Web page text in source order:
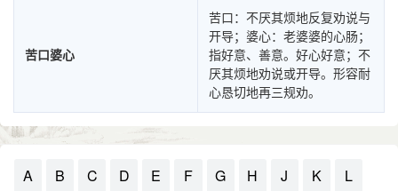
苦口婆心
苦口：不厌其烦地反复劝说与
开导；婆心：老婆婆的心肠；
指好意、善意。好心好意；不
厌其烦地劝说或开导。形容耐
心恳切地再三规劝。
A B C D E F G H J K
L